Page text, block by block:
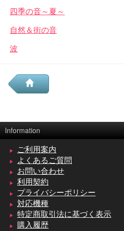
四季の音～夏～
自然＆街の音
波
Information
ご利用案内
よくあるご質問
お問い合わせ
利用契約
プライバシーポリシー
対応機種
特定商取引法に基づく表示
購入履歴